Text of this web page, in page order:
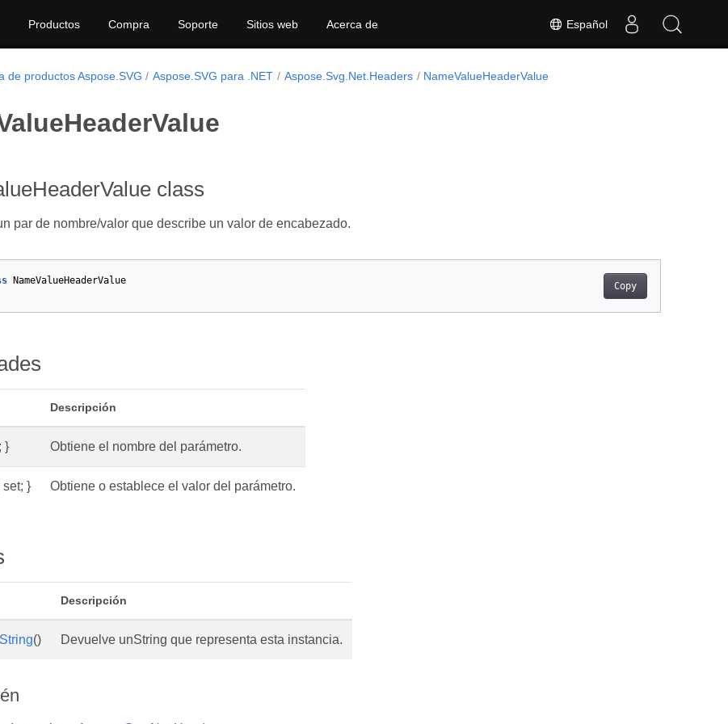
Español
Productos Compra Soporte Sitios web Acerca de
de productos Aspose.SVG Aspose.SVG para .NET Aspose.Svg.Net.Headers NameValueHeaderValue
class
par de nombre/valor que describe un valor de encabezado.
Copy
NameValueHeaderValue
Descripción
} Obtiene el nombre del parámetro.
set; } Obtiene o establece el valor del parámetro.
Descripción
() Devuelve unString que representa esta instancia.